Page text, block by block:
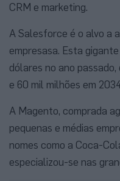
CRM e marketing.
A Salesforce é o alvo a
empresasa. Esta
dólares no ano
e 60 mil milhões em
A Magento, comprada
pequenas e médias
nomes como a Coca-
especializou-se nas